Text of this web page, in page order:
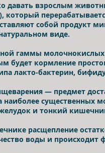
давать взрослым
который
собой продукт
виде.
гаммы
будет кормление
лакто-бактерин,
— предмет
наиболее существенных
и тонкий
расщепление
воды и происходит